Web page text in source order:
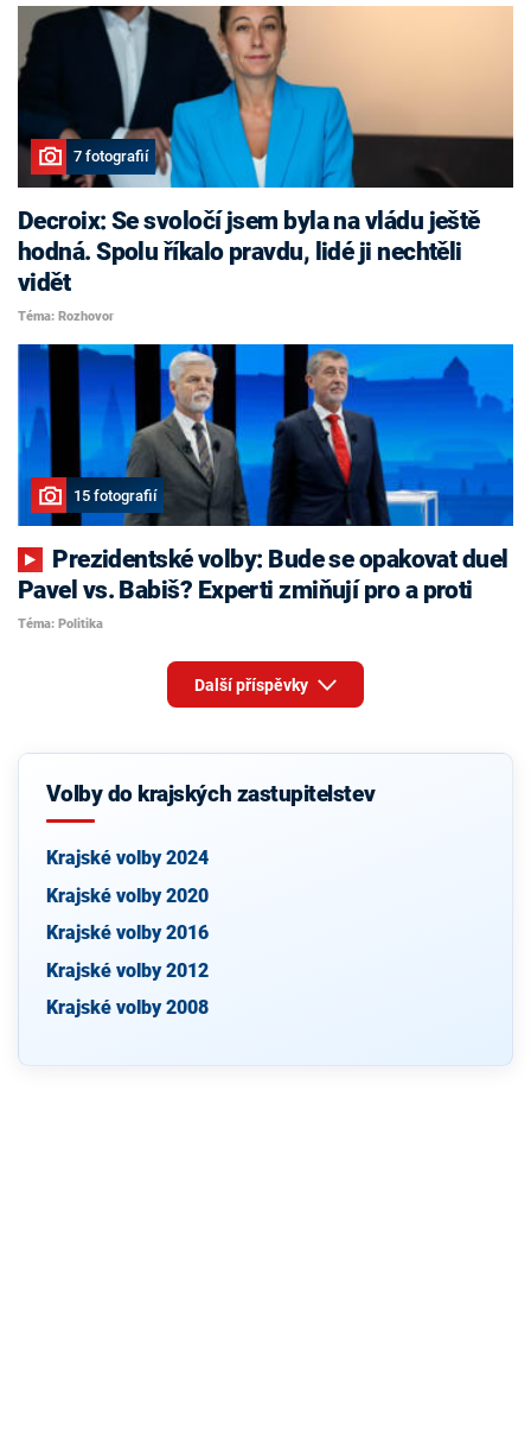
7 fotografií
Decroix: Se svoločí jsem byla na vládu ještě
hodná. Spolu říkalo pravdu, lidé ji nechtěli
vidět
Téma: Rozhovor
15 fotografií
Pavel vs. Babiš? Experti zmiňují pro a proti
Téma: Politika
Další příspěvky
Volby do krajských zastupitelstev
Krajské volby 2024
Krajské volby 2020
Krajské volby 2016
Krajské volby 2012
Krajské volby 2008